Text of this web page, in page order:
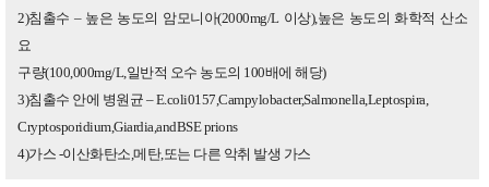
2)침출수 – 높은 농도의 암모니아(2000mg/L 이상),높은 농도의 화학적 산소
요
구량(100,000mg/L,일반적 오수 농도의 100배에 해당)
3)침출수 안에 병원균 – E.coli0157,Campylobacter,Salmonella,Leptospira,
Cryptosporidium,Giardia,andBSE prions
4)가스 -이산화탄소,메탄,또는 다른 악취 발생 가스